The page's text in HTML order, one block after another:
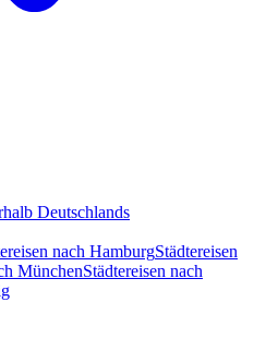
Deutschlands
nach HamburgStädtereisen
MünchenStädtereisen nach